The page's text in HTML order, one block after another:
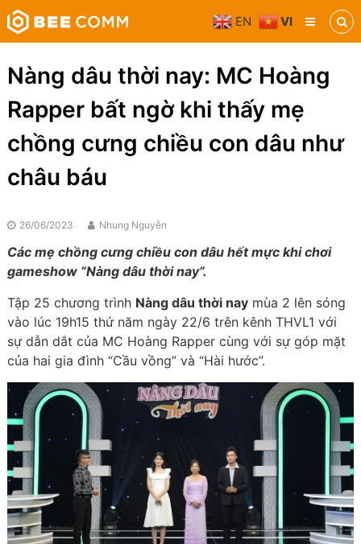
Skip
to
content
Bee
Comm
Truyền
thông
phương
tiện
Nàng dâu thời nay: MC Hoàng
Rapper bất ngờ khi thấy mẹ
chồng cưng chiều con dâu như
châu báu
26/06/2023 Nhung Nguyễn
Các mẹ chồng cưng chiều con dâu hết mực khi chơi
gameshow “Nàng dâu thời nay”.
Tập 25 chương trình Nàng dâu thời naymùa 2 lên sóng
vào lúc 19h15 thứ năm ngày 22/6 trên kênh THVL1 với
sự dẫn dắt của MC Hoàng Rapper cùng với sự góp mặt
của hai gia đình “Cầu vồng” và “Hài hước”.
EN VI